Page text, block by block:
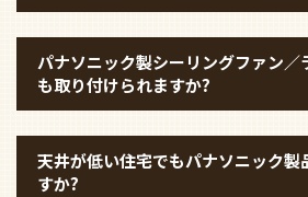
パナソニック製シーリングファン／
も取り付けられますか?
天井が低い住宅でもパナソニック製
すか?